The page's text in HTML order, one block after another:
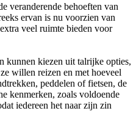
veranderende behoeften van
ervan is nu voorzien van
veel ruimte bieden voor
kunnen kiezen uit talrijke opties,
willen reizen en met hoeveel
peddelen of fietsen, de
kenmerken, zoals voldoende
iedereen het naar zijn zin